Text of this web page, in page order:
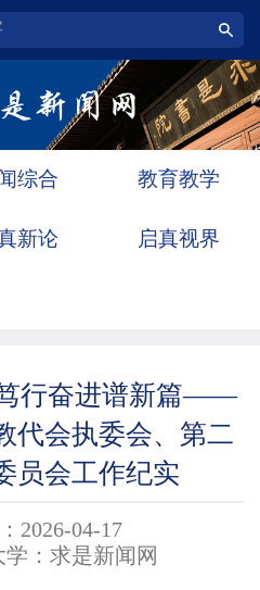
综合 教育教学
新论 启真视界
行奋进谱新篇——
代会执委会、第二
员会工作纪实
2026-04-17
：求是新闻网